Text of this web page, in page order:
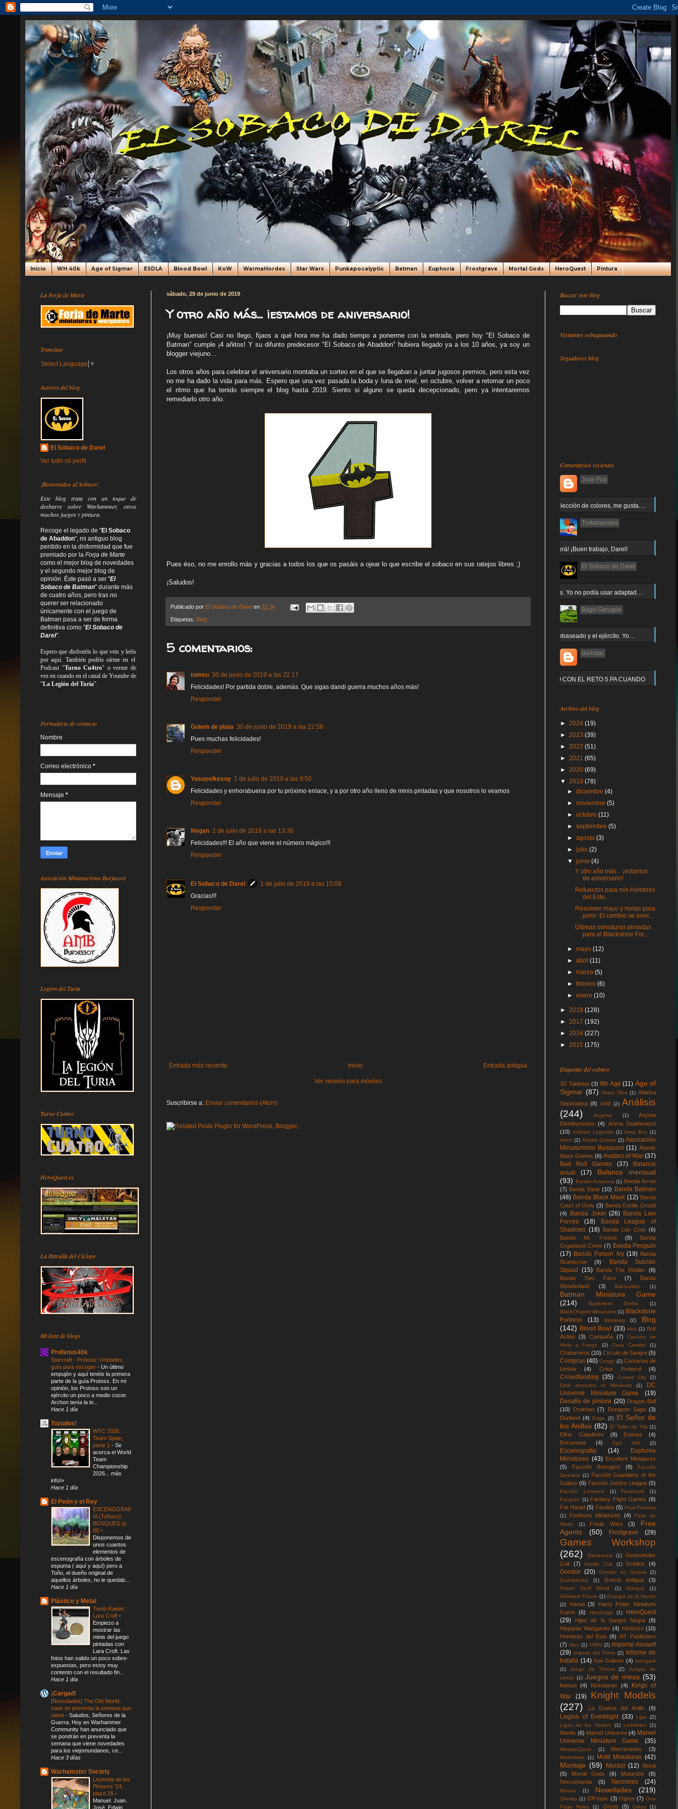
Inicio WH 40k Age of Sigmar ESDLA Blood Bowl KoW WarmaHordes Star Wars Punkapocalyptic Batman Euphoria Frostgrave Mortal Gods HeroQuest Pintura
sábado, 29 de junio de 2019
Y otro año más... ¡estamos de aniversario!
¡Muy buenas! Casi no llego, fijaos a qué hora me ha dado tiempo a ponerme con la entrada, pero hoy "El Sobaco de
Batman" cumple ¡4 añitos! Y su difunto predecesor "El Sobaco de Abaddon" hubiera llegado ya a los 10 años, ya soy un
blogger viejuno...
Los otros años para celebrar el aniversario montaba un sorteo en el que se llegaban a juntar jugosos premios, pero esta vez
no me ha dado la vida para más. Espero que una vez pasada la boda y luna de miel, en octubre, volver a retomar un poco
el ritmo que ha tenido siempre el blog hasta 2019. Siento si alguno se queda decepcionado, pero ya intentaremos
remediarlo otro año.
Pues éso, no me enrollo más y gracias a todos los que os pasáis a ojear lo que escribe el sobaco en sus ratejos libres ;)
¡Saludos!
Publicado por El Sobaco de Darel en 22:34
Etiquetas: Blog
5 comentarios:
tomeu 30 de junio de 2019 a las 22:17
Felicidades! Por partida doble, además. Que sigas dandi guerra muchos años más!
Responder
Golem de plata 30 de junio de 2019 a las 22:58
Pues muchas felicidades!
Responder
Yosoyelkesoy 1 de julio de 2019 a las 9:50
Felicidades y enhorabuena por tu próximo enlace, y a por otro año lleno de minis pintadas y que nosotros lo veamos
Responder
Negan 1 de julio de 2019 a las 13:30
Felicidades!!! El año que viene el número mágico!!!
Responder
El Sobaco de Darel
1 de julio de 2019 a las 15:08
Gracias!!!
Responder
Entrada más reciente Entrada antigua
Inicio
Ver versión para móviles
Suscribirse a: Enviar comentarios (Atom)
La Forja de Marte
Translate
Select Language ▼
Autores del blog
El Sobaco de Darel
Ver todo mi perfil
¡Bienvenidos al Sobaco!
Este blog trata con un toque de
desbarre sobre Warhammer, otros
muchos juegos y pintura.
Recoge el legado de "El Sobaco
de Abaddon", mi antiguo blog
perdido en la disformidad que fue
premiado por la Forja de Marte
como el mejor blog de novedades
y el segundo mejor blog de
opinión. Éste pasó a ser "El
Sobaco de Batman" durante más
de cuatro años, pero tras no
querer ser relacionado
únicamente con el juego de
Batman pasa a ser de forma
definitiva como "El Sobaco de
Darel".
Espero que disfrutéis lo queveis yleéis
por aquí. También podéis oírme en el
Podcast "Turno Cu4tro" o verme de
vez en cuando en el canal de Youtube de
"La Legión del Turia".
Formulario de contacto
Nombre
Correo electrónico *
Mensaje *
Asociación Miniaturismo Burjassot
Legion del Turia
Turno Cu4tro
HeroQuest.es
La Patrulla del Cíclope
Mi lista de blogs
Profanus40k
Starcraft - Protoss: Unidades,
guía para escoger - Un último
empujón y aquí tenéis la primera
parte de la guía Protoss. En mi
opinión, los Protoss son un
ejército un poco a medio cocer.
Archon tenía la in...
Hace 1 día
Tozudos!
WTC 2026:
Team Spain,
parte 1 - Se
acerca el World
Team
Championship
2026... más
info!»
Hace 1 día
El Peón y el Rey
ESCENOGRAF
ÍA (Toñuco):
BOSQUES (y
III) -
Disponemos de
unos cuantos
elementos de
escenografía con árboles de
espuma ( aquí y aquí) pero a
Toño, el dueño original de
aquellos árboles, no le quedab...
Hace 1 día
Plástico y Metal
Tomb Raider:
Lara Croft -
Empiezo a
mostrar las
minis del juego
pintadas con
Lara Croft. Las
fotos han salido un poco sobre-
expuestas, pero estoy muy
contento con el resultado fin...
Hace 1 día
¡Cargad!
[Novedades] The Old World,
caos en preventa la semana que
viene - Saludos, Señores de la
Guerra. Hoy en Warhammer
Community han anunciado que
se pondrán en preventa la
semana que viene novedades
para los viejomundanos, ce...
Hace 3 días
Warhamster Society
Leyenda de los
Pintores '24,
plazo 26 -
Manuel. Juan.
José. Edwin.
Buscar este blog
Visitantes sobaqueando
Seguidores blog
Comentarios recientes
Jose Fco
Muy buena elección de colores, me gusta.…
Trotamundos
¡Arnor no caerá! ¡Buen trabajo, Darel!
El Sobaco de Darel
Jajaja gracias. Yo no podía usar adaptad…
Bago Ganapie
Increíble el rebaseado y el ejército. Yo…
darkstar
Y QUE PASO CON EL RETO 5 PA CUANDO
Archivo del blog
► 2024 (19)
► 2023 (39)
► 2022 (51)
► 2021 (65)
► 2020 (69)
▼ 2019 (78)
►diciembre(4)
►noviembre(5)
►octubre(11)
►septiembre(5)
►agosto(3)
►julio(2)
▼junio(4)
Y otro año más... ¡estamos
de aniversario!
Refuerzos para mis Hombres
del Este.
Resumen mayo y metas para
junio: El cambio se avec...
Últimas miniaturas pintadas
para el Blackstone For...
►mayo(12)
►abril(11)
►marzo(5)
►febrero(6)
►enero(10)
► 2018 (128)
► 2017 (192)
► 2016 (227)
► 2015 (175)
Etiquetas del sobaco
3D Tabletop (3) 9th Age (11) Age of
Sigmar (87) Akaro Dice (1) Alianza
Separatista (8) AMB (2) Análisis
(244)
Angmar (1)
Anyma
Distribuciones
(4)
Arena Deathmatch
(10) Arkham Legends (1) Army Box (1)
Arnor (2) Arrakis Games (2) Asociación
Miniaturismo Burjassot (11) Atomic
Mass Games (6) Avatars of War (37)
Bad Roll Games
(37)
Balance
anual
(17)
Balance mensual
(93)
Banda Amazons (1) Banda Arrow
(7) Banda Bane (10)
Banda Batman
(48) Banda Black Mask (12) Banda
Court of Owls (3) Banda Gorilla Grodd
(4)
Banda Joker (26) Banda Law
Forces
(18)
Banda League of
Shadows (18) Banda Lex Corp (6)
Banda Mr. Freeze
(8)
Banda
Organized Crime (7) Banda Penguin
(17) Banda Poison Ivy (19) Banda
Scarecrow
(9)
Banda Suicide
Squad
(15) Banda The Riddler (8)
Banda Two Face
(7)
Banda
Wonderland
(3) Bat-builder (1)
Batman Miniature Game
(214)
Battlefleet Gothic
(1)
BlackChaptel Miniatures (1) Blackstone
Fortress
(13) Blitzkrieg (2)
Blog
(142) Blood Bowl (33) blos (1) Bolt
Action (3) Campaña (7)
Canción de
Hielo y Fuego
(2) Casa Cawdor (1)
Chatarreros (10) Círculo de Sangre (5)
Compras (40) Congo (2) Corsarios de
Umbar
(4) Crisis Protocol (4)
Crowdfunding (35) Cursed City
(2)
Dark denezins of Mirkwood
(1)
DC
Universe Miniature Game
(19)
Desafío de pintura (20) Dragon Ball
(10)
Drukhari (7) Dungeon Saga (3)
Dunland (4) Edge (2) El Señor de
los Anillos (82) El Taller de Yila (1)
Elfos Galadhrim (8) Enanos
(4)
Encuestas
(4) Epic 40k (2)
Escenografía (14)
Euphoria
Miniatures (43) Excellent Miniatures
(5)
Facción Avengers (8)
Facción
Darkseid (1) Facción Guardians of the
Galaxy (6) Facción Justice League (5)
Facción Lanterns (1) Facebook
(1)
Fangorn (1) Fantasy Flight Games (8)
Far Harad (5) Feudos (5) Final Fantasy
(1)
Footsore Miniatures (4)
Forja de
Marte
(1) Freak Wars (3)
Free
Agents
(50) Frostgrave (29)
Games Workshop
(262)
Gamezone (1)
Genestealer
Cult
(7) Goblin Cult (1) Goblins (4)
Gondor (20) Gondor en Guerra
(2)
Gorkamorka
(1) Grecia Antigua (3)
Green Stuff World (1) Griegos
(1)
Grimdark Future (1) Guargia de la Noche
(2)
Harad (3)
Harry Potter Miniature
Game
(6) Heroforge (1)
HeroQuest
(29)
Hijos de la Sangre Negra
(8)
Hispania Wargames (4) Histórico (10)
Hombres del Este (6)
HT Publishers
(7) Idos (1) IIWW (2)
Imperial Assault
(29) Imperio del Polvo (2)
Informe de
batalla (14) Iron Golems (4) Isengard
(1)
Juego de Tronos (2)
Juegos de
cartas (1) Juegos de mesa (53)
Kensei (4) Kickstarter (4)
Kings of
War
(19)
Knight Models
(227)
La Guerra del Anillo (9)
Legion of Everblight (33) Liga
(2)
Ligas de los Votann
(1) Lothlorien (1)
Mantic (6) Marvel Universe (4) Marvel
Universe Miniature Game
(35)
MeepleQuest (1) Mercenarios (3)
Modelismo (1) MoM Miniaturas (42)
Montaje (59) Mordor (12) Moria
(5)
Mortal Gods (6) Mutardos
(8)
Necromunda
(5) Necrones (24)
Norses (1) Novedades (219)
Ofertas (1) Off-topic (3) Ogros (7) One
Page Rules
(1) Orcos (5) Orkos (1)